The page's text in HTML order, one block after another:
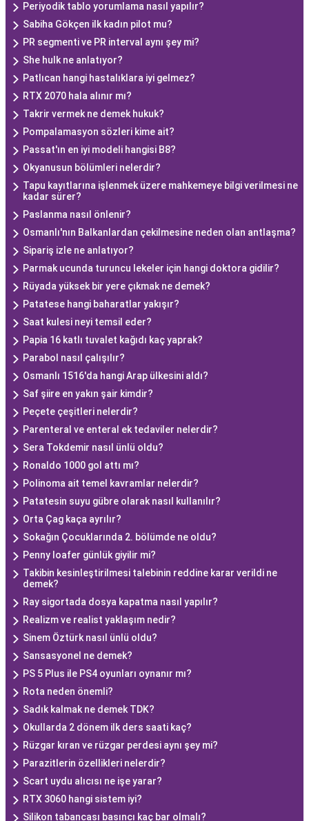
Periyodik tablo yorumlama nasıl yapılır?
Sabiha Gökçen ilk kadın pilot mu?
PR segmenti ve PR interval aynı şey mi?
She hulk ne anlatıyor?
Patlıcan hangi hastalıklara iyi gelmez?
RTX 2070 hala alınır mı?
Takrir vermek ne demek hukuk?
Pompalamasyon sözleri kime ait?
Passat'ın en iyi modeli hangisi B8?
Okyanusun bölümleri nelerdir?
Tapu kayıtlarına işlenmek üzere mahkemeye bilgi verilmesi ne
kadar sürer?
Paslanma nasıl önlenir?
Osmanlı'nın Balkanlardan çekilmesine neden olan antlaşma?
Sipariş izle ne anlatıyor?
Parmak ucunda turuncu lekeler için hangi doktora gidilir?
Rüyada yüksek bir yere çıkmak ne demek?
Patatese hangi baharatlar yakışır?
Saat kulesi neyi temsil eder?
Papia 16 katlı tuvalet kağıdı kaç yaprak?
Parabol nasıl çalışılır?
Osmanlı 1516'da hangi Arap ülkesini aldı?
Saf şiire en yakın şair kimdir?
Peçete çeşitleri nelerdir?
Parenteral ve enteral ek tedaviler nelerdir?
Sera Tokdemir nasıl ünlü oldu?
Ronaldo 1000 gol attı mı?
Polinoma ait temel kavramlar nelerdir?
Patatesin suyu gübre olarak nasıl kullanılır?
Orta Çag kaça ayrılır?
Sokağın Çocuklarında 2. bölümde ne oldu?
Penny loafer günlük giyilir mi?
Takibin kesinleştirilmesi talebinin reddine karar verildi ne
demek?
Ray sigortada dosya kapatma nasıl yapılır?
Realizm ve realist yaklaşım nedir?
Sinem Öztürk nasıl ünlü oldu?
Sansasyonel ne demek?
PS 5 Plus ile PS4 oyunları oynanır mı?
Rota neden önemli?
Sadık kalmak ne demek TDK?
Okullarda 2 dönem ilk ders saati kaç?
Rüzgar kıran ve rüzgar perdesi aynı şey mi?
Parazitlerin özellikleri nelerdir?
Scart uydu alıcısı ne işe yarar?
RTX 3060 hangi sistem iyi?
Silikon tabancası basıncı kaç bar olmalı?